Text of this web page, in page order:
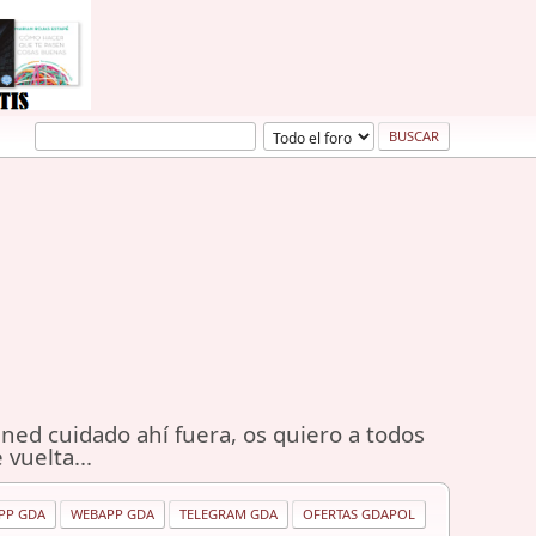
cuidado ahí fuera, os quiero a todos
vuelta...
GDA WEBAPP GDA TELEGRAM GDA OFERTAS GDAPOL